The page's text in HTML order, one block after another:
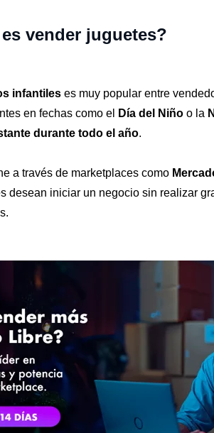
vender juguetes?
infantiles es muy popular entre
en fechas como el
Día del Niño o la
durante todo el año.
a través de marketplaces como
desean iniciar un negocio sin realizar